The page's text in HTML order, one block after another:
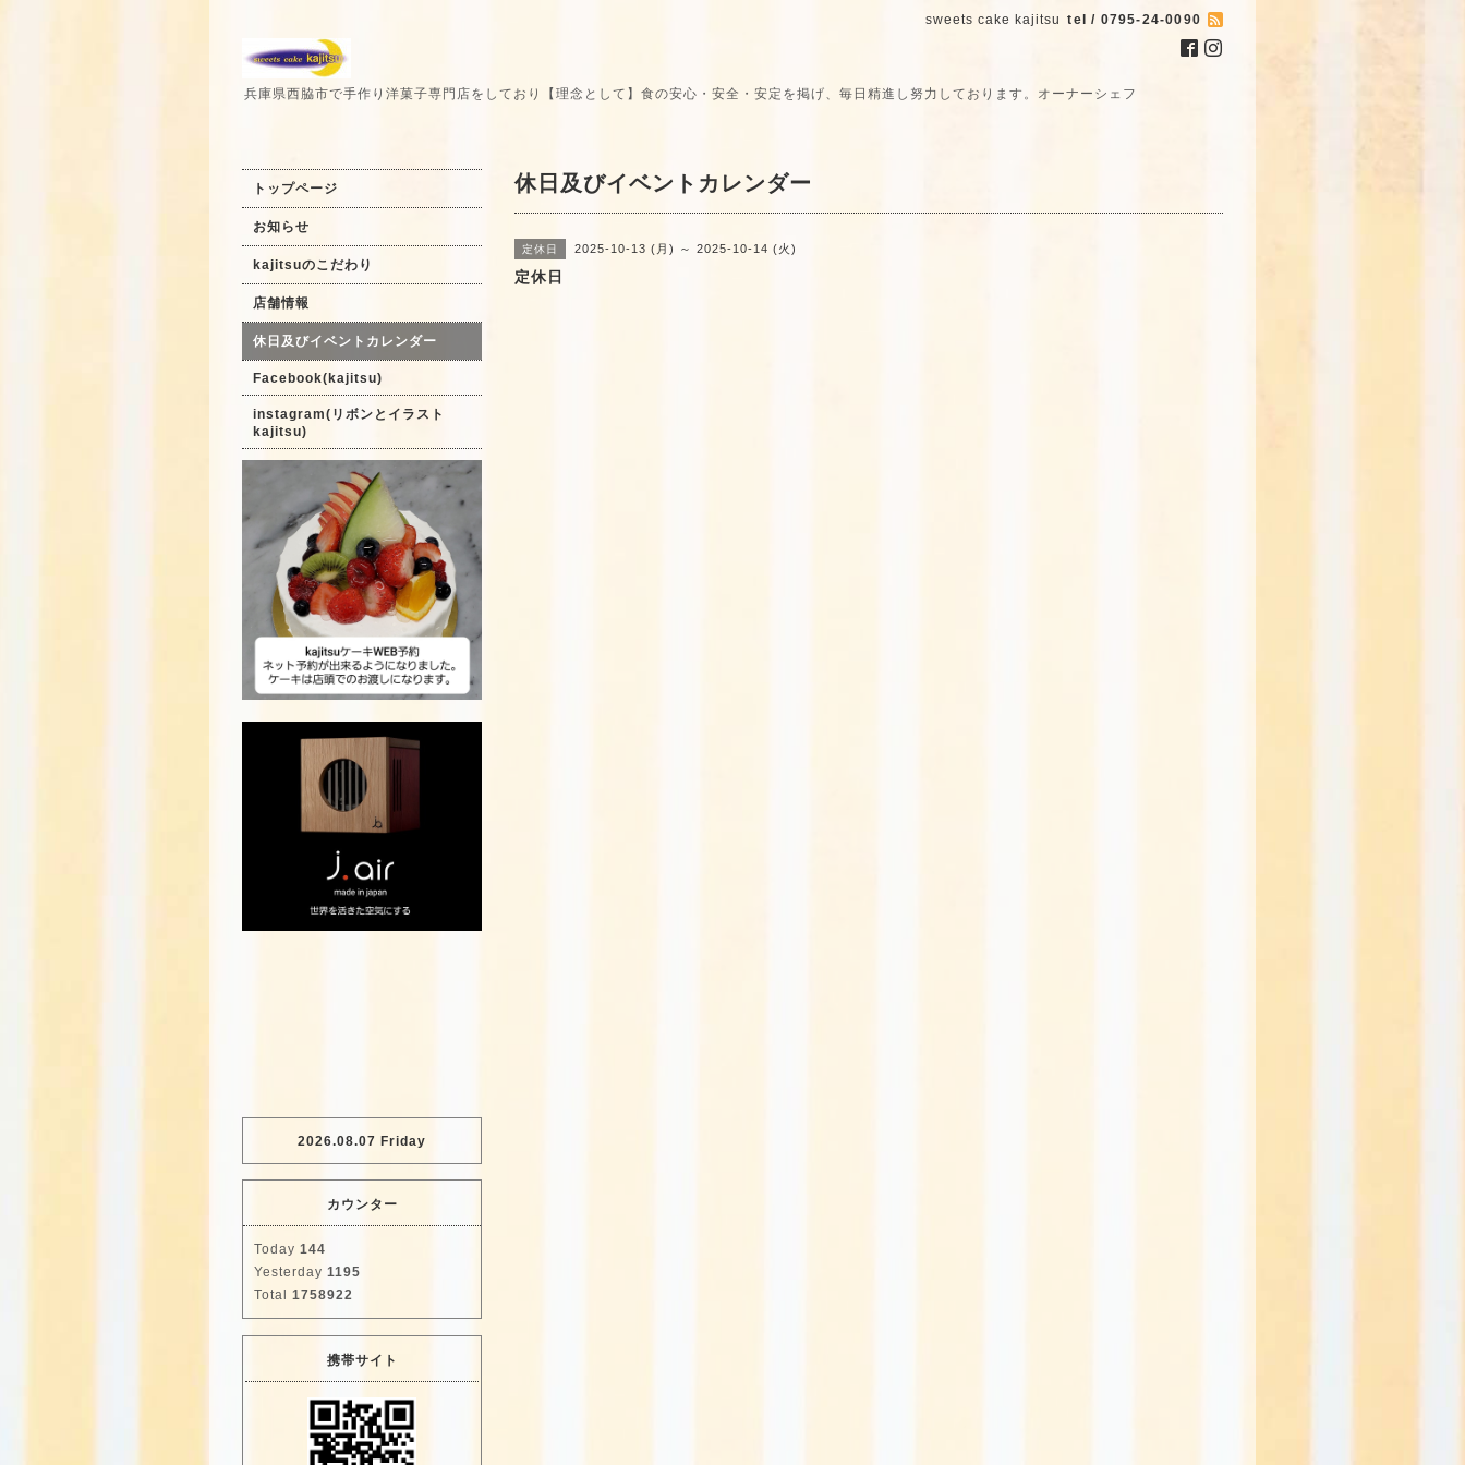
sweets cake kajitsu tel / 0795-24-0090
兵庫県西脇市で手作り洋菓子専門店をしており【理念として】食の安心・安全・安定を掲げ、毎日精進し努力しております。オーナーシェフ
休日及びイベントカレンダー
定休日 2025-10-13 (月) ～ 2025-10-14 (火)
定休日
トップページ
お知らせ
kajitsuのこだわり
店舗情報
休日及びイベントカレンダー
Facebook(kajitsu)
instagram(リボンとイラスト
kajitsu)
2026.08.07 Friday
カウンター
Today 144
Yesterday 1195
Total 1758922
携帯サイト